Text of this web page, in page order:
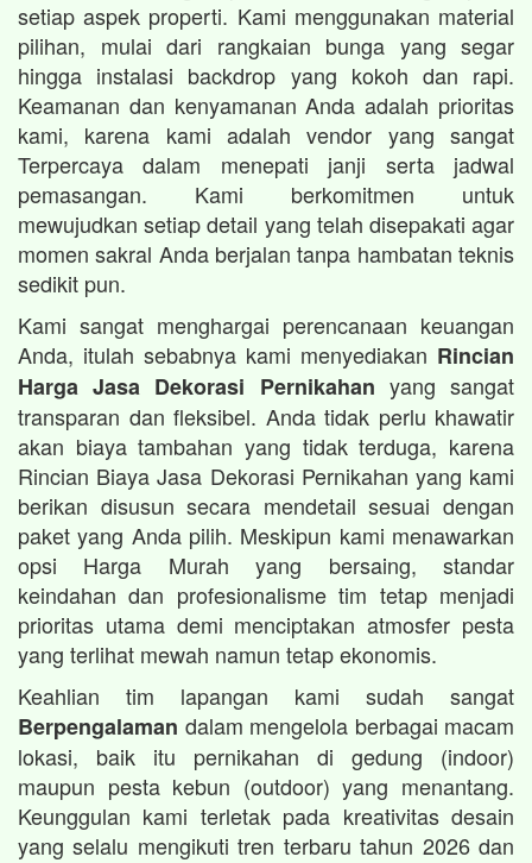
setiap aspek properti. Kami menggunakan material
pilihan, mulai dari rangkaian bunga yang segar
hingga instalasi backdrop yang kokoh dan rapi.
Keamanan dan kenyamanan Anda adalah prioritas
kami, karena kami adalah vendor yang sangat
Terpercaya dalam menepati janji serta jadwal
pemasangan. Kami berkomitmen untuk
mewujudkan setiap detail yang telah disepakati agar
momen sakral Anda berjalan tanpa hambatan teknis
sedikit pun.
Kami sangat menghargai perencanaan keuangan
Anda, itulah sebabnya kami menyediakan Rincian
Harga Jasa Dekorasi Pernikahan yang sangat
transparan dan fleksibel. Anda tidak perlu khawatir
akan biaya tambahan yang tidak terduga, karena
Rincian Biaya Jasa Dekorasi Pernikahan yang kami
berikan disusun secara mendetail sesuai dengan
paket yang Anda pilih. Meskipun kami menawarkan
opsi Harga Murah yang bersaing, standar
keindahan dan profesionalisme tim tetap menjadi
prioritas utama demi menciptakan atmosfer pesta
yang terlihat mewah namun tetap ekonomis.
Keahlian tim lapangan kami sudah sangat
Berpengalaman dalam mengelola berbagai macam
lokasi, baik itu pernikahan di gedung (indoor)
maupun pesta kebun (outdoor) yang menantang.
Keunggulan kami terletak pada kreativitas desain
yang selalu mengikuti tren terbaru tahun 2026 dan